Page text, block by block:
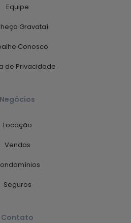
Equipe
Gravataí
Conosco
de Privacidade
Negócios
Locação
Vendas
Seguros
Contato